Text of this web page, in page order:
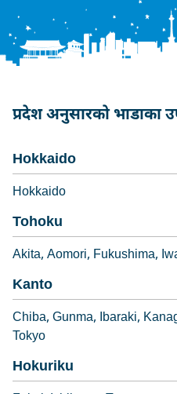
प्रदेश अनुसारको भाडाका
Hokkaido
Hokkaido
Tohoku
Akita Aomori Fukushima
Kanto
Chiba Gunma Ibaraki
Tokyo
Hokuriku